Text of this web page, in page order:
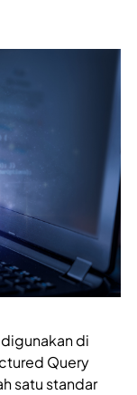
di
Query
satu standar